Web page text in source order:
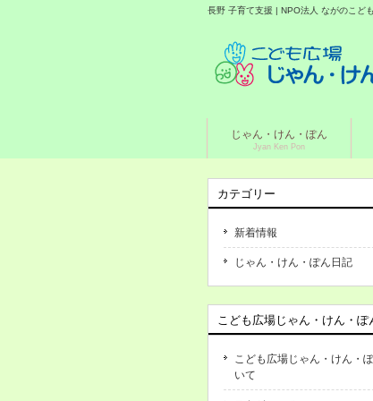
長野 子育て支援 | NPO法人 ながのこど
じゃん・けん・ぽん
Jyan Ken Pon
カテゴリー
新着情報
じゃん・けん・ぽん日記
こども広場じゃん・けん・ぽ
こども広場じゃん・けん・
いて